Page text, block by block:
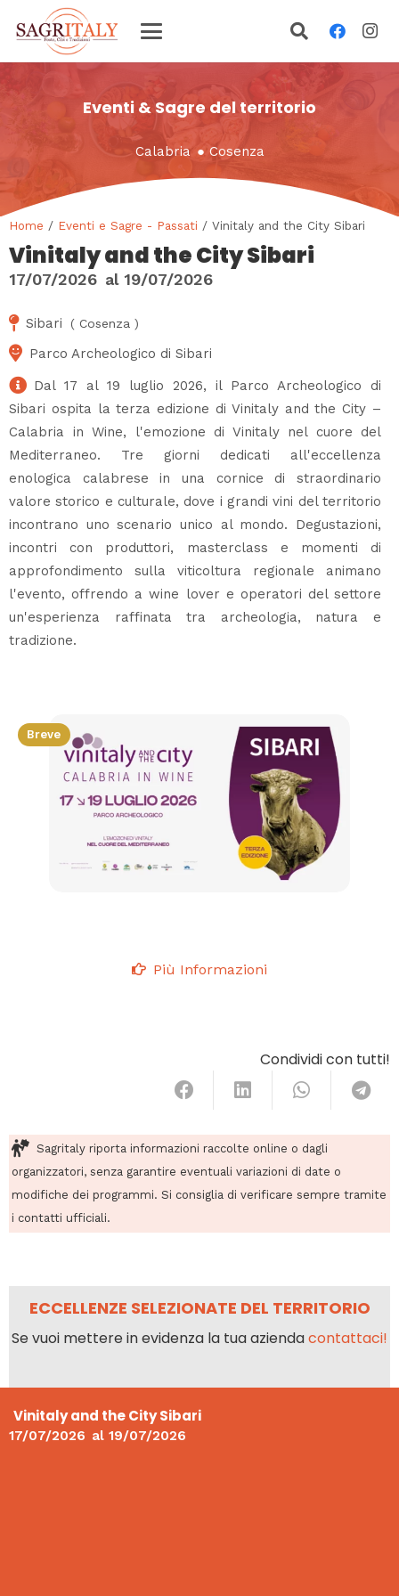
Eventi & Sagre del territorio
Calabria ● Cosenza
Home / Eventi e Sagre - Passati / Vinitaly and the City Sibari
Vinitaly and the City Sibari
17/07/2026 al 19/07/2026
Sibari ( Cosenza )
Parco Archeologico di Sibari
Dal 17 al 19 luglio 2026, il Parco Archeologico di
Sibari ospita la terza edizione di Vinitaly and the City –
Calabria in Wine, l'emozione di Vinitaly nel cuore del
Mediterraneo. Tre giorni dedicati all'eccellenza
enologica calabrese in una cornice di straordinario
valore storico e culturale, dove i grandi vini del territorio
incontrano uno scenario unico al mondo. Degustazioni,
incontri con produttori, masterclass e momenti di
approfondimento sulla viticoltura regionale animano
l'evento, offrendo a wine lover e operatori del settore
un'esperienza raffinata tra archeologia, natura e
tradizione.
Breve
Più Informazioni
Condividi con tutti!
Sagritaly riporta informazioni raccolte online o dagli
organizzatori, senza garantire eventuali variazioni di date o
modifiche dei programmi. Si consiglia di verificare sempre tramite
i contatti ufficiali.
ECCELLENZE SELEZIONATE DEL TERRITORIO
Se vuoi mettere in evidenza la tua aziendacontattaci!
Vinitaly and the City Sibari
17/07/2026 al 19/07/2026